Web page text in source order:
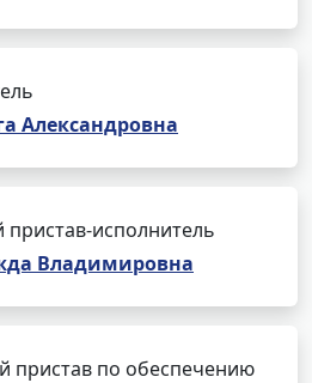
Александровна
исполнитель
Владимировна
пристав по обеспечению